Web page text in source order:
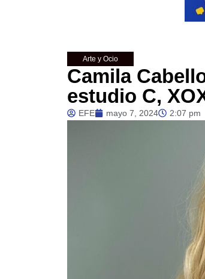
Arte y Ocio
Camila
estudio C,
EFE mayo 7, 2024 2:07 pm